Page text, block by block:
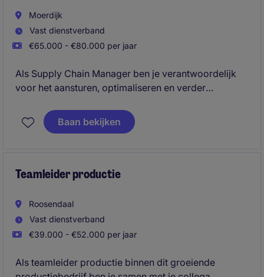
Moerdijk
Vast dienstverband
€65.000 - €80.000 per jaar
Als Supply Chain Manager ben je verantwoordelijk
voor het aansturen, optimaliseren en verder
inkoopactiviteiten. Je combineert strategisch inzicht
met hands-on leiderschap en zorgt voor een
Baan bekijken
Teamleider productie
Roosendaal
Vast dienstverband
€39.000 - €52.000 per jaar
Als teamleider productie binnen dit groeiende